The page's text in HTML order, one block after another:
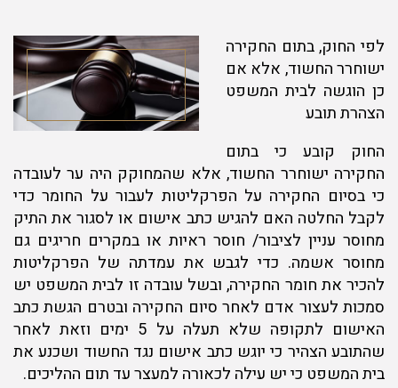
לפי החוק, בתום החקירה
ישוחרר החשוד, אלא אם
כן הוגשה לבית המשפט
הצהרת תובע
החוק קובע כי בתום
החקירה ישוחרר החשוד, אלא שהמחוקק היה ער לעובדה
כי בסיום החקירה על הפרקליטות לעבור על החומר כדי
לקבל החלטה האם להגיש כתב אישום או לסגור את התיק
מחוסר עניין לציבור/ חוסר ראיות או במקרים חריגים גם
מחוסר אשמה. כדי לגבש את עמדתה של הפרקליטות
להכיר את חומר החקירה, ובשל עובדה זו לבית המשפט יש
סמכות לעצור אדם לאחר סיום החקירה ובטרם הגשת כתב
האישום לתקופה שלא תעלה על 5 ימים וזאת לאחר
שהתובע הצהיר כי יוגש כתב אישום נגד החשוד ושכנע את
בית המשפט כי יש עילה לכאורה למעצר עד תום ההליכים.